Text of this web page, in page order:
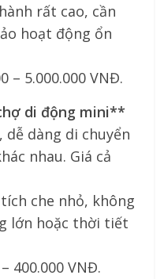
rất cao, cần
hoạt động ổn
– 5.000.000 VNĐ.
di động mini**
dàng di chuyển
nhau. Giá cả
che nhỏ, không
lớn hoặc thời tiết
400.000 VNĐ.